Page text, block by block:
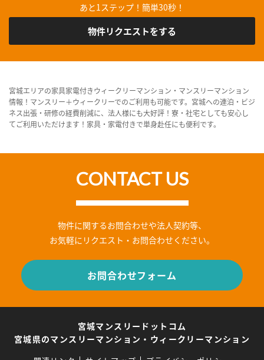
あと1ステップ！簡単30秒！
物件リクエストをする
宮城エリアの家具家電付きウィークリーマンション・マンスリーマンション
情報！マンスリー＋ウィークリーでのご利用も可能です。宮城への連泊・ビジ
ネス出張・研修の経費削減に、法人様にも大好評！寮・社宅としても安心し
てご利用いただけます！家具・家電付きで単身赴任にも便利です。
CONTACT US
物件に関するお問合わせや法人契約等、
お気軽にリクエスト・お問合わせください。
お問合わせフォーム
宮城マンスリードットコム
宮城県のマンスリーマンション・ウィークリーマンション